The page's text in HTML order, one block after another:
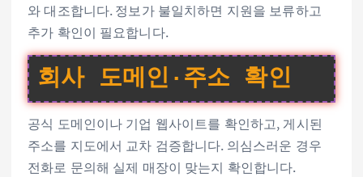
와 대조합니다. 정보가 불일치하면 지원을 보류하고
추가 확인이 필요합니다.
회사 도메인·주소 확인
공식 도메인이나 기업 웹사이트를 확인하고, 게시된
주소를 지도에서 교차 검증합니다. 의심스러운 경우
전화로 문의해 실제 매장이 맞는지 확인합니다.